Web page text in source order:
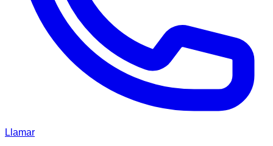
Llamar